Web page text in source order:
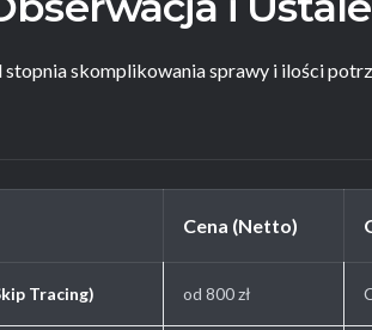
stopnia skomplikowania sprawy i ilości
Cena (Netto)
Tracing) od 800 zł